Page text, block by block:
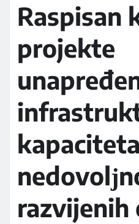
Raspisan
projekte
kapaciteta
razvijenih